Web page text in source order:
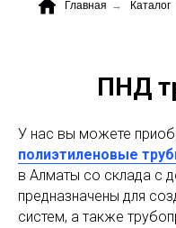
Главная → Каталог
ПНД
У нас вы можете
полиэтиленовые
в Алматы со склада с
предназначены для
систем, а также